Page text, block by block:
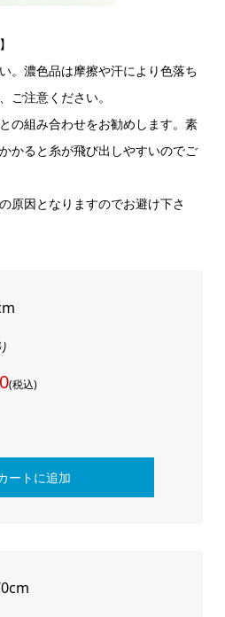
。濃色品は摩擦や汗により色落ち
ご注意ください。
の組み合わせをお勧めします。素
かると糸が飛び出しやすいのでご
原因となりますのでお避け下さ
(税込)